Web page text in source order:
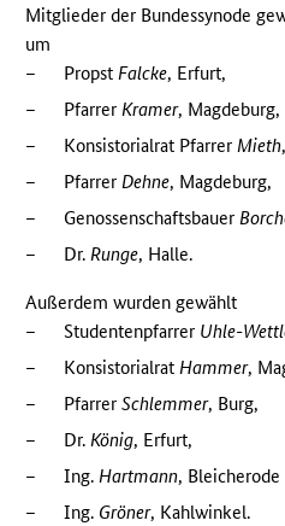
Mitglieder der Bundessynode
um
–
PropstFalcke, Erfurt,
–
PfarrerKramer, Magdeburg,
–
Konsistorialrat PfarrerMieth
–
PfarrerDehne, Magdeburg,
–
Genossenschaftsbauer
–
Dr.Runge, Halle.
Außerdem wurden gewählt
–
Studentenpfarrer Uhle-
–
KonsistorialratHammer,
–
PfarrerSchlemmer, Burg,
–
Dr.König, Erfurt,
–
Ing.Hartmann, Bleicherode
–
Ing. Gröner, Kahlwinkel.